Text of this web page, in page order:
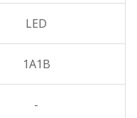
LED
1A1B
-